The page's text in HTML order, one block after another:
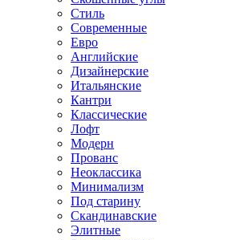
Стиль
Современные
Евро
Английские
Дизайнерские
Итальянские
Кантри
Классические
Лофт
Модерн
Прованс
Неоклассика
Минимализм
Под старину
Скандинавские
Элитные